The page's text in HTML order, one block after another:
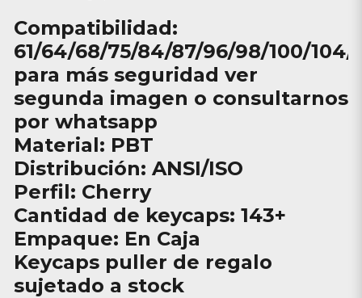
Compatibilidad:
61/64/68/75/84/87/96/98/100/104/
para más seguridad ver
segunda imagen o consultarnos
por whatsapp
Material: PBT
Distribución: ANSI/ISO
Perfil: Cherry
Cantidad de keycaps: 143+
Empaque: En Caja
Keycaps puller de regalo
sujetado a stock